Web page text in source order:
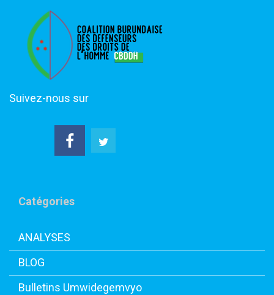
Suivez-nous sur
Catégories
ANALYSES
BLOG
Bulletins Umwidegemvyo